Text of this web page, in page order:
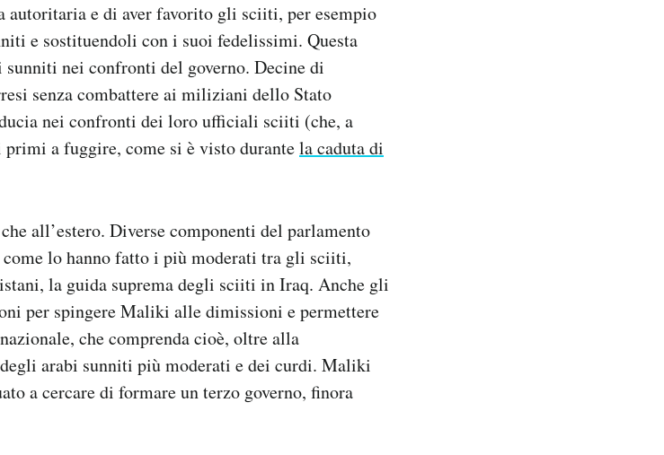
autoritaria e di aver favorito gli sciiti, per esempio
e sostituendoli con i suoi fedelissimi. Questa
nei confronti del governo. Decine di
senza combattere ai miliziani dello Stato
nei confronti dei loro ufficiali sciiti (che, a
a fuggire, come si è visto durantela caduta di
all’estero. Diverse componenti del parlamento
lo hanno fatto i più moderati tra gli sciiti,
la guida suprema degli sciiti in Iraq. Anche gli
per spingere Maliki alle dimissioni e permettere
che comprenda cioè, oltre alla
arabi sunniti più moderati e dei curdi. Maliki
a cercare di formare un terzo governo, finora